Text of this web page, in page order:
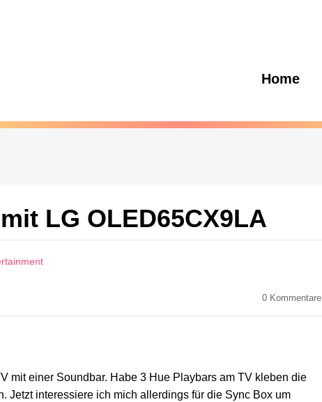
Home
LG OLED65CX9LA
0 Kommentare
mit einer Soundbar. Habe 3 Hue Playbars am TV kleben die
Jetzt interessiere ich mich allerdings für die Sync Box um